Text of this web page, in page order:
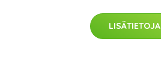
LISÄTIETOJA